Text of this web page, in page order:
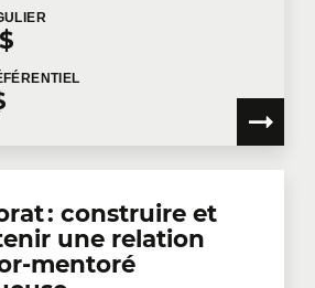
: construire et
une relation
mentoré